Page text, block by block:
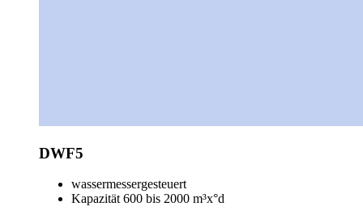
DWF5
wassermessergesteuert
Kapazität 600 bis 2000 m³x°d